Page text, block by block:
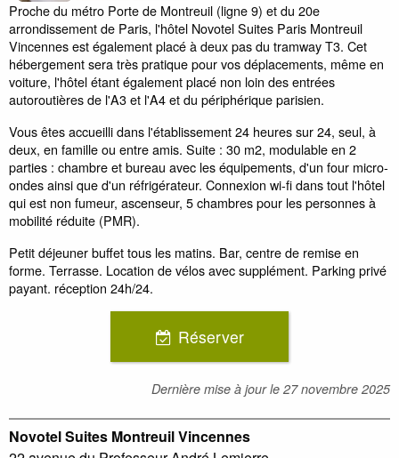
Proche du métro Porte de Montreuil (ligne 9) et du 20e
arrondissement de Paris, l'hôtel Novotel Suites Paris Montreuil
Vincennes est également placé à deux pas du tramway T3. Cet
hébergement sera très pratique pour vos déplacements, même en
voiture, l'hôtel étant également placé non loin des entrées
autoroutières de l'A3 et l'A4 et du périphérique parisien.
Vous êtes accueilli dans l'établissement 24 heures sur 24, seul, à
deux, en famille ou entre amis. Suite : 30 m2, modulable en 2
parties : chambre et bureau avec les équipements, d'un four micro-
ondes ainsi que d'un réfrigérateur. Connexion wi-fi dans tout l'hôtel
qui est non fumeur, ascenseur, 5 chambres pour les personnes à
mobilité réduite (PMR).
Petit déjeuner buffet tous les matins. Bar, centre de remise en
forme. Terrasse. Location de vélos avec supplément. Parking privé
payant. réception 24h/24.
Réserver
Dernière mise à jour le 27 novembre 2025
Novotel Suites Montreuil Vincennes